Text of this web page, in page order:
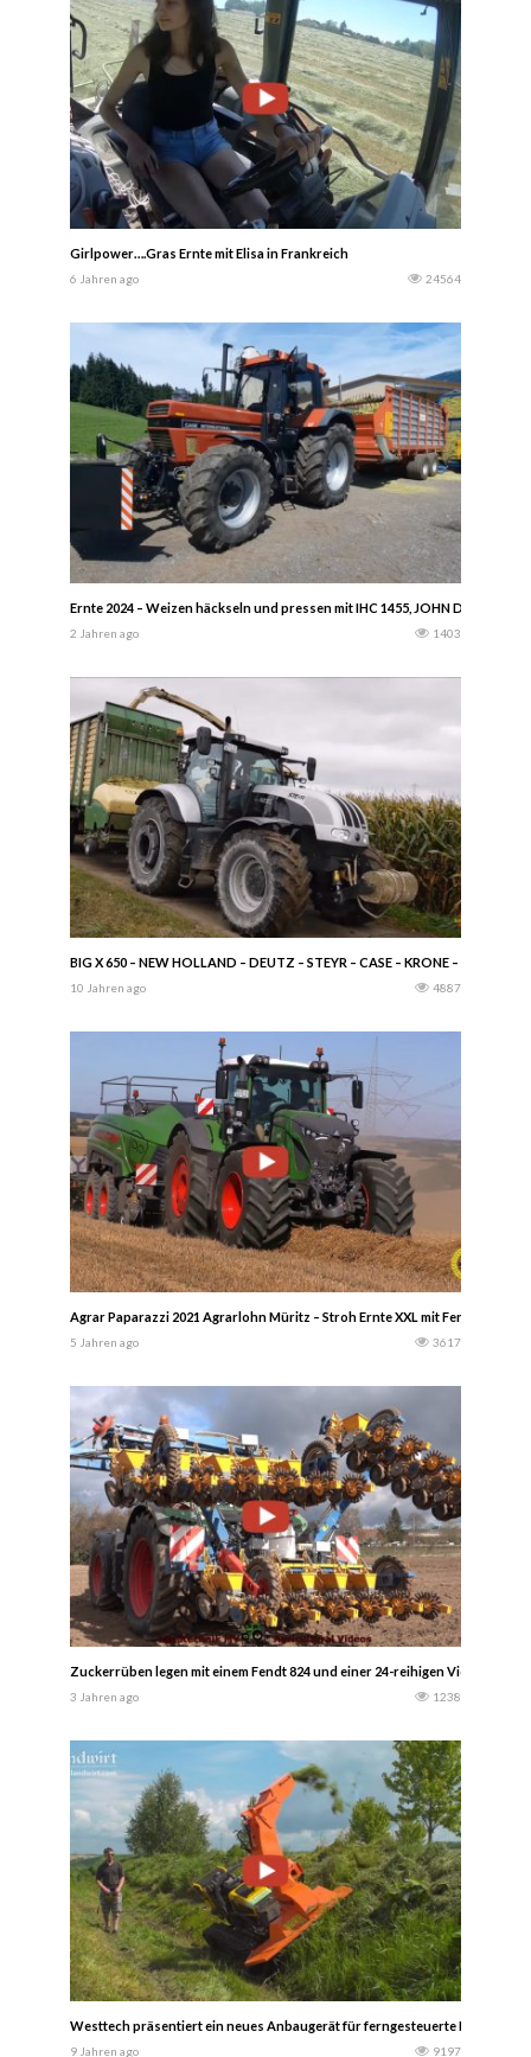
Girlpower….Gras Ernte mit Elisa in Frankreich
6 Jahren ago 24564
Ernte 2024 – Weizen häckseln und pressen mit IHC 1455, JOHN DEERE
2 Jahren ago 1403
BIG X 650 – NEW HOLLAND – DEUTZ – STEYR – CASE – KRONE –
10 Jahren ago 4887
Agrar Paparazzi 2021 Agrarlohn Müritz – Stroh Ernte XXL mit Fendt
5 Jahren ago 3617
Zuckerrüben legen mit einem Fendt 824 und einer 24-reihigen Vicon
3 Jahren ago 1238
Westtech präsentiert ein neues Anbaugerät für ferngesteuerte
9 Jahren ago 9197